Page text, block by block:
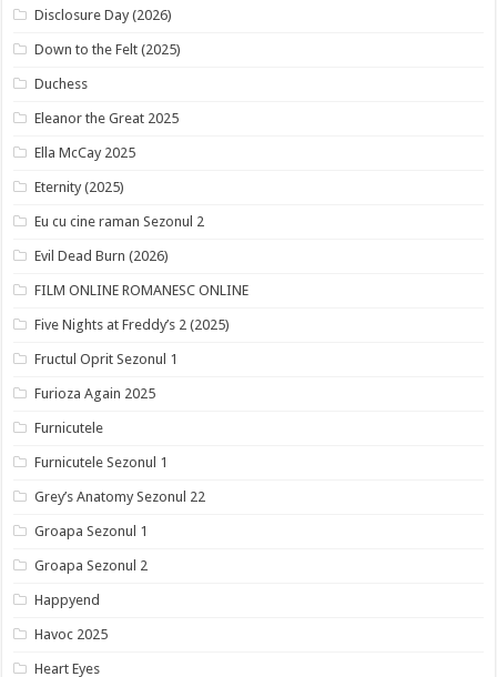
Disclosure Day (2026)
Down to the Felt (2025)
Duchess
Eleanor the Great 2025
Ella McCay 2025
Eternity (2025)
Eu cu cine raman Sezonul 2
Evil Dead Burn (2026)
FILM ONLINE ROMANESC ONLINE
Five Nights at Freddy’s 2 (2025)
Fructul Oprit Sezonul 1
Furioza Again 2025
Furnicutele
Furnicutele Sezonul 1
Grey’s Anatomy Sezonul 22
Groapa Sezonul 1
Groapa Sezonul 2
Happyend
Havoc 2025
Heart Eyes